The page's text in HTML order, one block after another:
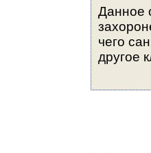
Данное
чего
другое